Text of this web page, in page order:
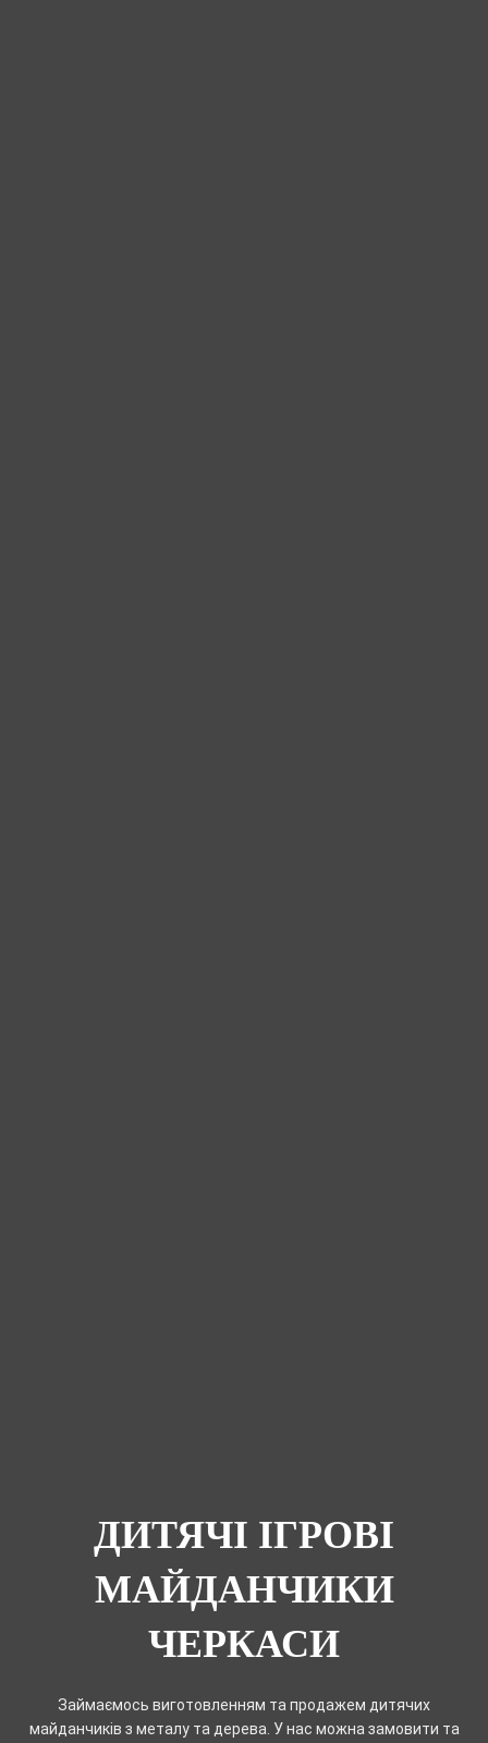
ДИТЯЧІ ІГРОВІ
МАЙДАНЧИКИ
ЧЕРКАСИ
Займаємось виготовленням та продажем дитячих
майданчиків з металу та дерева. У нас можна замовити та